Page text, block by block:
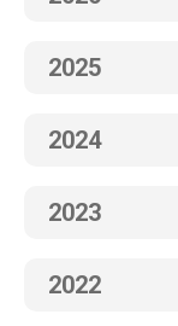
2025
2024
2023
2022